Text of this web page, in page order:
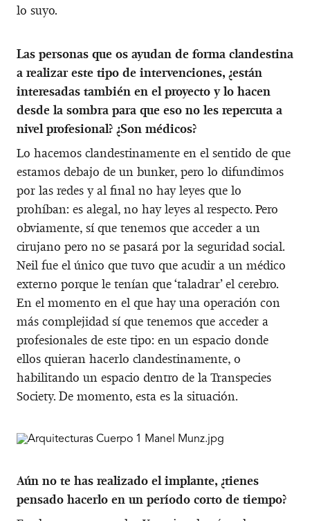
lo suyo.
Las personas que os ayudan de forma clandestina
a realizar este tipo de intervenciones, ¿están
interesadas también en el proyecto y lo hacen
desde la sombra para que eso no les repercuta a
nivel profesional? ¿Son médicos?
Lo hacemos clandestinamente en el sentido de que
estamos debajo de un bunker, pero lo difundimos
por las redes y al final no hay leyes que lo
prohíban: es alegal, no hay leyes al respecto. Pero
obviamente, sí que tenemos que acceder a un
cirujano pero no se pasará por la seguridad social.
Neil fue el único que tuvo que acudir a un médico
externo porque le tenían que ‘taladrar’ el cerebro.
En el momento en el que hay una operación con
más complejidad sí que tenemos que acceder a
profesionales de este tipo: en un espacio donde
ellos quieran hacerlo clandestinamente, o
habilitando un espacio dentro de la Transpecies
Society. De momento, esta es la situación.
Aún no te has realizado el implante, ¿tienes
pensado hacerlo en un período corto de tiempo?